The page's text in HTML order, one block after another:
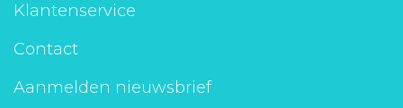
Klantenservice
Contact
Aanmelden nieuwsbrief